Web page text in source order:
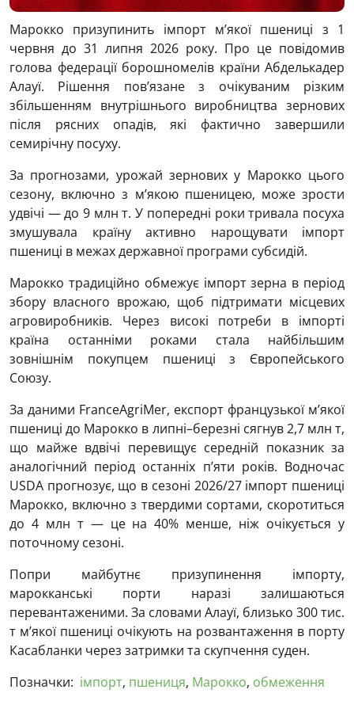
Марокко призупинить імпорт м’якої пшениці з 1
червня до 31 липня 2026 року. Про це повідомив
голова федерації борошномелів країни Абделькадер
Алауї. Рішення пов’язане з очікуваним різким
збільшенням внутрішнього виробництва зернових
після рясних опадів, які фактично завершили
семирічну посуху.
За прогнозами, урожай зернових у Марокко цього
сезону, включно з м’якою пшеницею, може зрости
удвічі — до 9 млн т. У попередні роки тривала посуха
змушувала країну активно нарощувати імпорт
пшениці в межах державної програми субсидій.
Марокко традиційно обмежує імпорт зерна в період
збору власного врожаю, щоб підтримати місцевих
агровиробників. Через високі потреби в імпорті
країна останніми роками стала найбільшим
зовнішнім покупцем пшениці з Європейського
Союзу.
За даними FranceAgriMer, експорт французької м’якої
пшениці до Марокко в липні–березні сягнув 2,7 млн т,
що майже вдвічі перевищує середній показник за
аналогічний період останніх п’яти років. Водночас
USDA прогнозує, що в сезоні 2026/27 імпорт пшениці
Марокко, включно з твердими сортами, скоротиться
до 4 млн т — це на 40% менше, ніж очікується у
поточному сезоні.
Попри майбутнє призупинення імпорту,
марокканські порти наразі залишаються
перевантаженими. За словами Алауї, близько 300 тис.
т м’якої пшениці очікують на розвантаження в порту
Касабланки через затримки та скупчення суден.
Позначки: імпорт, пшениця, Марокко, обмеження